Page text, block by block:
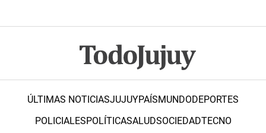
ÚLTIMAS NOTICIASJUJUYPAÍSMUNDODEPORTES
POLICIALESPOLÍTICASALUDSOCIEDADTECNO